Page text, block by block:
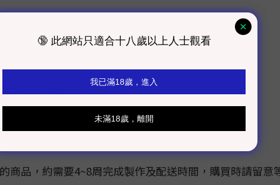
力玻璃加厚防潮板，金屬掛鉤
力持久
品，約需要4~8周完成製作及配送時間，購買時請留意